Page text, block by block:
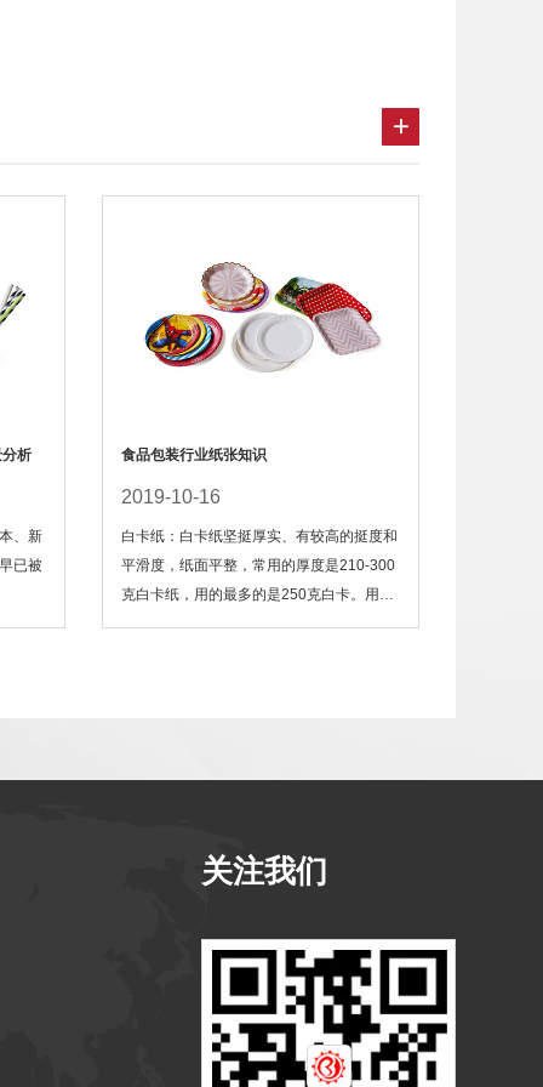

析
、新
已被
食品包装行业纸张知识
2019-10-16
白卡纸：白卡纸坚挺厚实、有较高的挺度和
平滑度，纸面平整，常用的厚度是210-300
克白卡纸，用的最多的是250克白卡。用白
关注我们